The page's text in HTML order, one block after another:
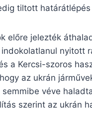
tiltott
előre jelezték
nyitott
a Kercsi-szoros
az ukrán
véve
szerint az ukrán